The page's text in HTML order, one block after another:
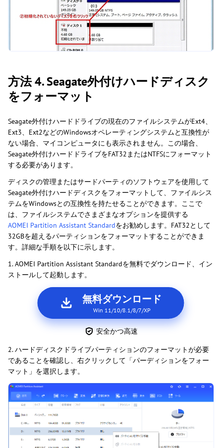
方法 4. Seagate外付けハードディスク
をフォーマット
Seagate外付けハードドライブの現在のファイルシステムがExt4、
Ext3、Ext2などのWindowsオペレーティングシステムと互換性が
ない場合、マイコンピュータにも表示されません。この場合、
Seagate外付けハードドライブをFAT32またはNTFSにフォーマット
する必要があります。
ディスクの管理またはサードパーティのソフトウェアを使用して
Seagate外付けハードディスクをフォーマットして、ファイルシス
テムをWindowsとの互換性を持たせることができます。ここで
は、ファイルシステムでさまざまなオプションを提供する
AOMEI Partition Assistant Standardをお勧めします。FAT32として
32GBを超えるパーティションをフォーマットすることができま
す。詳細な手順を以下に示します。
1. AOMEI Partition Assistant Standardを無料でダウンロード、イン
ストールして起動します。
無料ダウンロード
Win 11/10/8.1/8/7/XP
安全かつ高速
2. ハードディスクドライブパーティションのフォーマットが必要
であることを確認し、右クリックして「パーディションをフォー
マット」を選択します。